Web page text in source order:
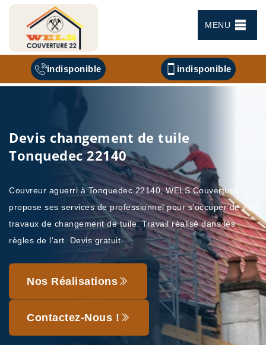
MENU
indisponible indisponible
Devis changement de tuile
Tonquedec 22140
Couvreur aguerri à Tonquedec 22140, WELS Couverture
propose ses services de professionnel pour s'occuper de vos
travaux de changement de tuile. Travail réalisé dans les
règles de l'art. Devis gratuit
Nos Réalisations
Contactez-Nous !